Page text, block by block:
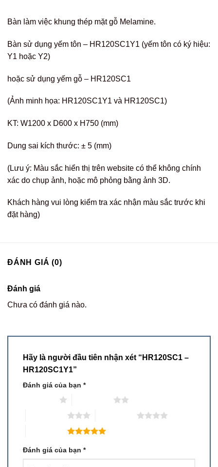
Bàn làm việc khung thép mặt gỗ Melamine.
Bàn sử dụng yếm tôn – HR120SC1Y1 (yếm tôn có ký hiệu:
Y1 hoặc Y2)
hoặc sử dụng yếm gỗ – HR120SC1
(Ảnh minh họa: HR120SC1Y1 và HR120SC1)
KT: W1200 x D600 x H750 (mm)
Dung sai kích thước: ± 5 (mm)
(Lưu ý: Màu sắc hiển thị trên website có thể không chính
xác do chụp ảnh, hoặc mô phỏng bằng ảnh 3D.
Khách hàng vui lòng kiểm tra xác nhận màu sắc trước khi
đặt hàng)
ĐÁNH GIÁ (0)
Đánh giá
Chưa có đánh giá nào.
Hãy là người đầu tiên nhận xét “HR120SC1 –
HR120SC1Y1”
Đánh giá của bạn *
Đánh giá của bạn *